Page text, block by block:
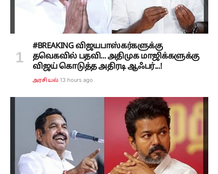
#BREAKING விஜயபாஸ்கர்களுக்கு
தவெகவில் பதவி... அதிமுக மாஜிக்களுக்கு
விஜய் கொடுத்த அதிரடி ஆஃபர்...!
அரசியல் 13 hours ago